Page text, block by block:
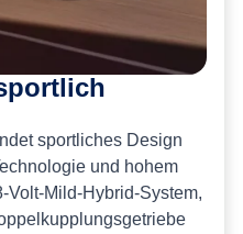
sportliches Design
und hohem
Volt-Mild-Hybrid-System,